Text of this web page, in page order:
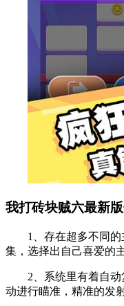
我打砖块贼六最新版
1、存在超多不同的
集，选择出自己喜爱的主
2、系统里有着自动
动进行瞄准，精准的发射